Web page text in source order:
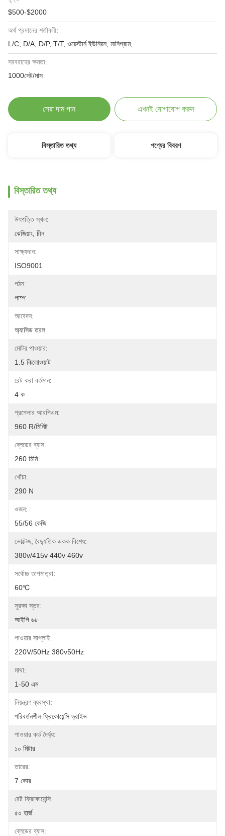
$500-$2000
অর্থ প্রদানের শর্তাবলী:
L/C, D/A, D/P, T/T, ওয়েস্টার্ন ইউনিয়ন, মানিগ্রাম,
সরবরাহের ক্ষমতা:
1000সেট/মাস
সেরা দাম পান এখনই যোগাযোগ করুন
বিস্তারিত তথ্য পণ্যের বিবরণ
বিস্তারিত তথ্য
উৎপত্তি স্থল:
ঝেজিয়াং, চীন
সাক্ষ্যদান:
ISO9001
গঠন:
পাম্প
আবেদন:
অ্যাসিড তরল
মোটর পাওয়ার:
1.5 কিলোওয়াট
রেট করা বর্তমান:
4 ক
প্রপেলার আরপিএম:
960 R/মিনিট
ব্লেডের ব্যাস:
260 মিমি
খোঁচা:
290 N
ওজন:
55/56 কেজি
ভোল্টেজ, বৈদ্যুতিক একক বিশেষ:
380v/415v 440v 460v
সর্বোচ্চ তাপমাত্রা:
60℃
সুরক্ষা স্তর:
আইপি ৬৮
পাওয়ার সাপ্লাই:
220V/50Hz 380v50Hz
মাথা:
1-50 এম
নিয়ন্ত্রণ ব্যবস্থা:
পরিবর্তনশীল ফ্রিকোয়েন্সি ড্রাইভ
পাওয়ার কর্ড দৈর্ঘ্য:
১০ মিটার
তারের:
7 কোর
রেট ফ্রিকোয়েন্সি:
৫০ হার্জ
ব্লেডের ব্যাস: